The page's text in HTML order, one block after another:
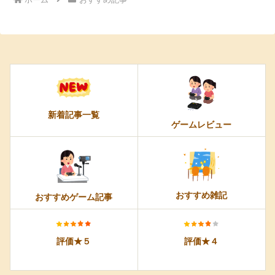
新着記事一覧
ゲームレビュー
おすすめゲーム記事 おすすめ雑記
評価★５ 評価★４